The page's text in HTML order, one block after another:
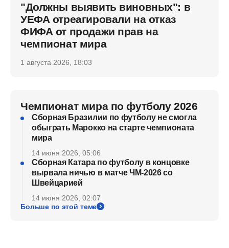
"Должны выявить виновных": в
УЕФА отреагировали на отказ
ФИФА от продажи прав на
чемпионат мира
1 августа 2026, 18:03
Чемпионат мира по футболу 2026
Сборная Бразилии по футболу не смогла
обыграть Марокко на старте чемпионата
мира
14 июня 2026, 05:06
Сборная Катара по футболу в концовке
вырвала ничью в матче ЧМ-2026 со
Швейцарией
14 июня 2026, 02:07
Больше по этой теме